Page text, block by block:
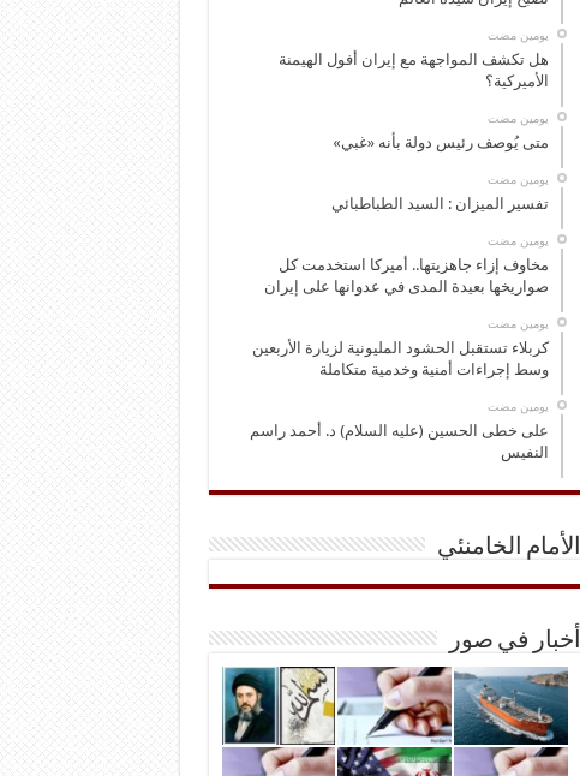
‏يومين مضت
هل تكشف المواجهة مع إيران أفول الهيمنة
الأميركية؟
‏يومين مضت
متى يُوصف رئيس دولة بأنه «غبي»
‏يومين مضت
تفسير الميزان : السيد الطباطبائي
‏يومين مضت
مخاوف إزاء جاهزيتها.. أميركا استخدمت كل
صواريخها بعيدة المدى في عدوانها على إيران
‏يومين مضت
كربلاء تستقبل الحشود المليونية لزيارة الأربعين
وسط إجراءات أمنية وخدمية متكاملة
‏يومين مضت
على خطى الحسين (عليه السلام) د. أحمد راسم
النفيس
الأمام الخامنئي
أخبار في صور